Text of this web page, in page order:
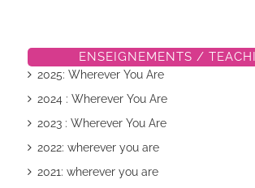
ENSEIGNEMENTS /
2025: Wherever You Are
2024 : Wherever You Are
2023 : Wherever You Are
2022: wherever you are
2021: wherever you are